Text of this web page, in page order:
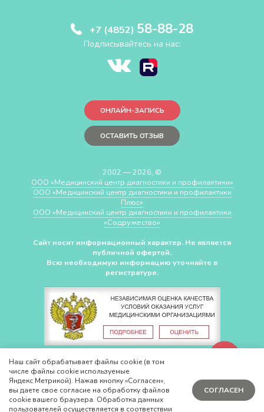
+7 (4852) 58-88-28
Подписывайтесь на нас:
ОНЛАЙН-ЗАПИСЬ
ОСТАВИТЬ ОТЗЫВ
2002 — 2026, ©
ООО «Медицинский центр диагностики и профилактики»
ООО «Медицинский центр диагностики и профилактики
Плюс»
ООО «Медицинский центр диагностики и профилактики
«Cодружество»
Сайт носит информационный характер. Не является
публичной офертой.
Всю необходимую информацию уточняйте в
регистратуре.
СДЕЛАНО ВCHUDOV.PRO
Наш сайт обрабатывает файлы cookie (в том
числе файлы cookie используемые
Яндекс.Метрикой). Нажав кнопку «Согласен»,
вы даете свое согласие на обработку файлов
cookie вашего браузера. Обработка данных
пользователей осуществляется в соответствии
СОГЛАСЕН